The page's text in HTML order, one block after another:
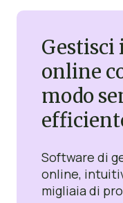
online
modo
Software di
online,
migliaia di